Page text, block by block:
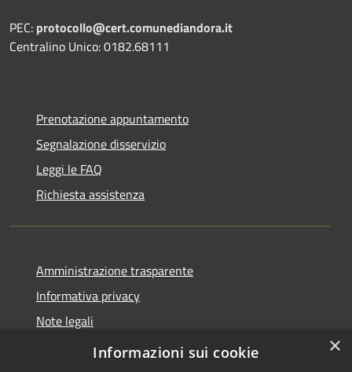
PEC: protocollo@cert.comunediandora.it
Centralino Unico: 0182.68111
Prenotazione appuntamento
Segnalazione disservizio
Leggi le FAQ
Richiesta assistenza
Amministrazione trasparente
Informativa privacy
Note legali
Dichiarazione di accessibilità
×
Informazioni sui cookie